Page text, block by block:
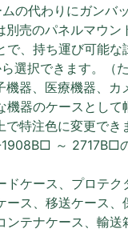
の代わりにガンバ
売のパネルマウン
で、持ち運び可能な
選択できます。（
器、医療機器、カ
器のケースとして
特注色に変更でき
1908B□ ～ 2717B□
ドケース、プロテ
ース、移送ケース
ンテナケース、輸